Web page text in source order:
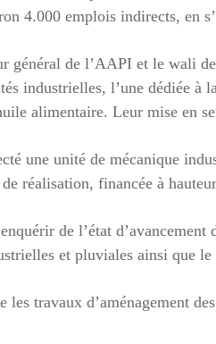
4.000 emplois indirects, en
général de l’AAPI et le wali
industrielles, l’une dédiée à
alimentaire. Leur mise en
une unité de mécanique
réalisation, financée à
de l’état
et pluviales ainsi que
travaux d’aménagement